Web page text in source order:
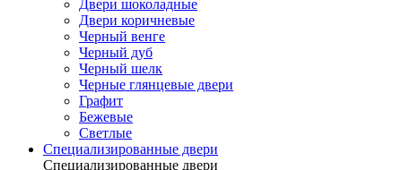
Двери шоколадные
Двери коричневые
Черный венге
Черный дуб
Черный шелк
Черные глянцевые двери
Графит
Бежевые
Светлые
Специализированные двери
Специализированные двери